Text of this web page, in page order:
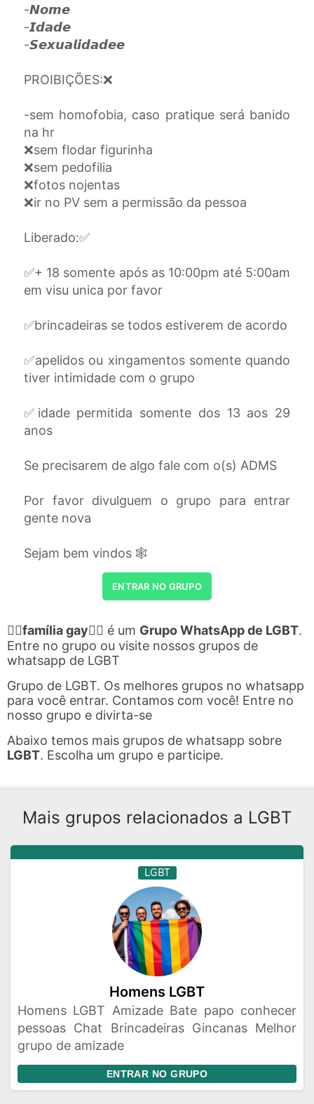
-𝙉𝙤𝙢𝙚
-𝙄𝙙𝙖𝙙𝙚
-𝙎𝙚𝙭𝙪𝙖𝙡𝙞𝙙𝙖𝙙𝙚𝙚
PROIBIÇÕES:❌
-sem homofobia, caso pratique será banido
na hr
❌sem flodar figurinha
❌sem pedofilia
❌fotos nojentas
❌ir no PV sem a permissão da pessoa
Liberado:✅
✅+ 18 somente após as 10:00pm até 5:00am
em visu unica por favor
✅brincadeiras se todos estiverem de acordo
✅apelidos ou xingamentos somente quando
tiver intimidade com o grupo
✅idade permitida somente dos 13 aos 29
anos
Se precisarem de algo fale com o(s) ADMS
Por favor divulguem o grupo para entrar
gente nova
Sejam bem vindos 🕸
ENTRAR NO GRUPO
🏳‍🌈família gay🏳‍🌈 é um Grupo WhatsApp de LGBT.
Entre no grupo ou visite nossos grupos de
whatsapp de LGBT
Grupo de LGBT. Os melhores grupos no whatsapp
para você entrar. Contamos com você! Entre no
nosso grupo e divirta-se
Abaixo temos mais grupos de whatsapp sobre
LGBT. Escolha um grupo e participe.
Mais grupos relacionados a LGBT
LGBT
Homens LGBT
Homens LGBT Amizade Bate papo conhecer
pessoas Chat Brincadeiras Gincanas Melhor
grupo de amizade
ENTRAR NO GRUPO